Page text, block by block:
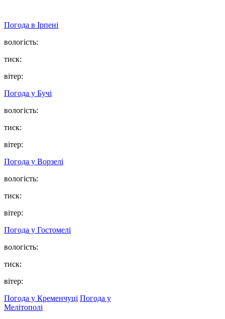
Погода в Ірпені
вологість:
тиск:
вітер:
Погода у Бучі
вологість:
тиск:
вітер:
Погода у Ворзелі
вологість:
тиск:
вітер:
Погода у Гостомелі
вологість:
тиск:
вітер:
Погода у Кременчуці Погода у
Мелітополі